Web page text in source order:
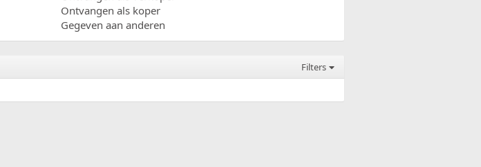
Ontvangen als koper
Gegeven aan anderen
Filters